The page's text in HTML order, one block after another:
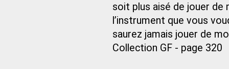
soit plus aisé de jouer de
l’instrument que vous
saurez jamais jouer de
Collection GF - page 320